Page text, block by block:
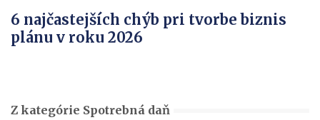
6 najčastejších chýb pri tvorbe biznis
plánu v roku 2026
Z kategórie Spotrebná daň